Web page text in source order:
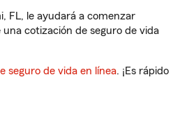
FL, le ayudará a comenzar
cotización de seguro de vida
seguro de vida en línea. ¡Es rápido